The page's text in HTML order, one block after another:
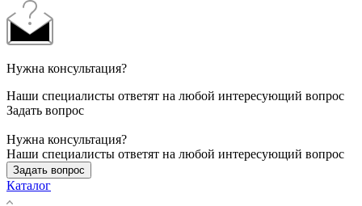
Нужна консультация?
Наши специалисты ответят на любой интересующий вопрос
Задать вопрос
Нужна консультация?
Наши специалисты ответят на любой интересующий вопрос
Задать вопрос
Каталог